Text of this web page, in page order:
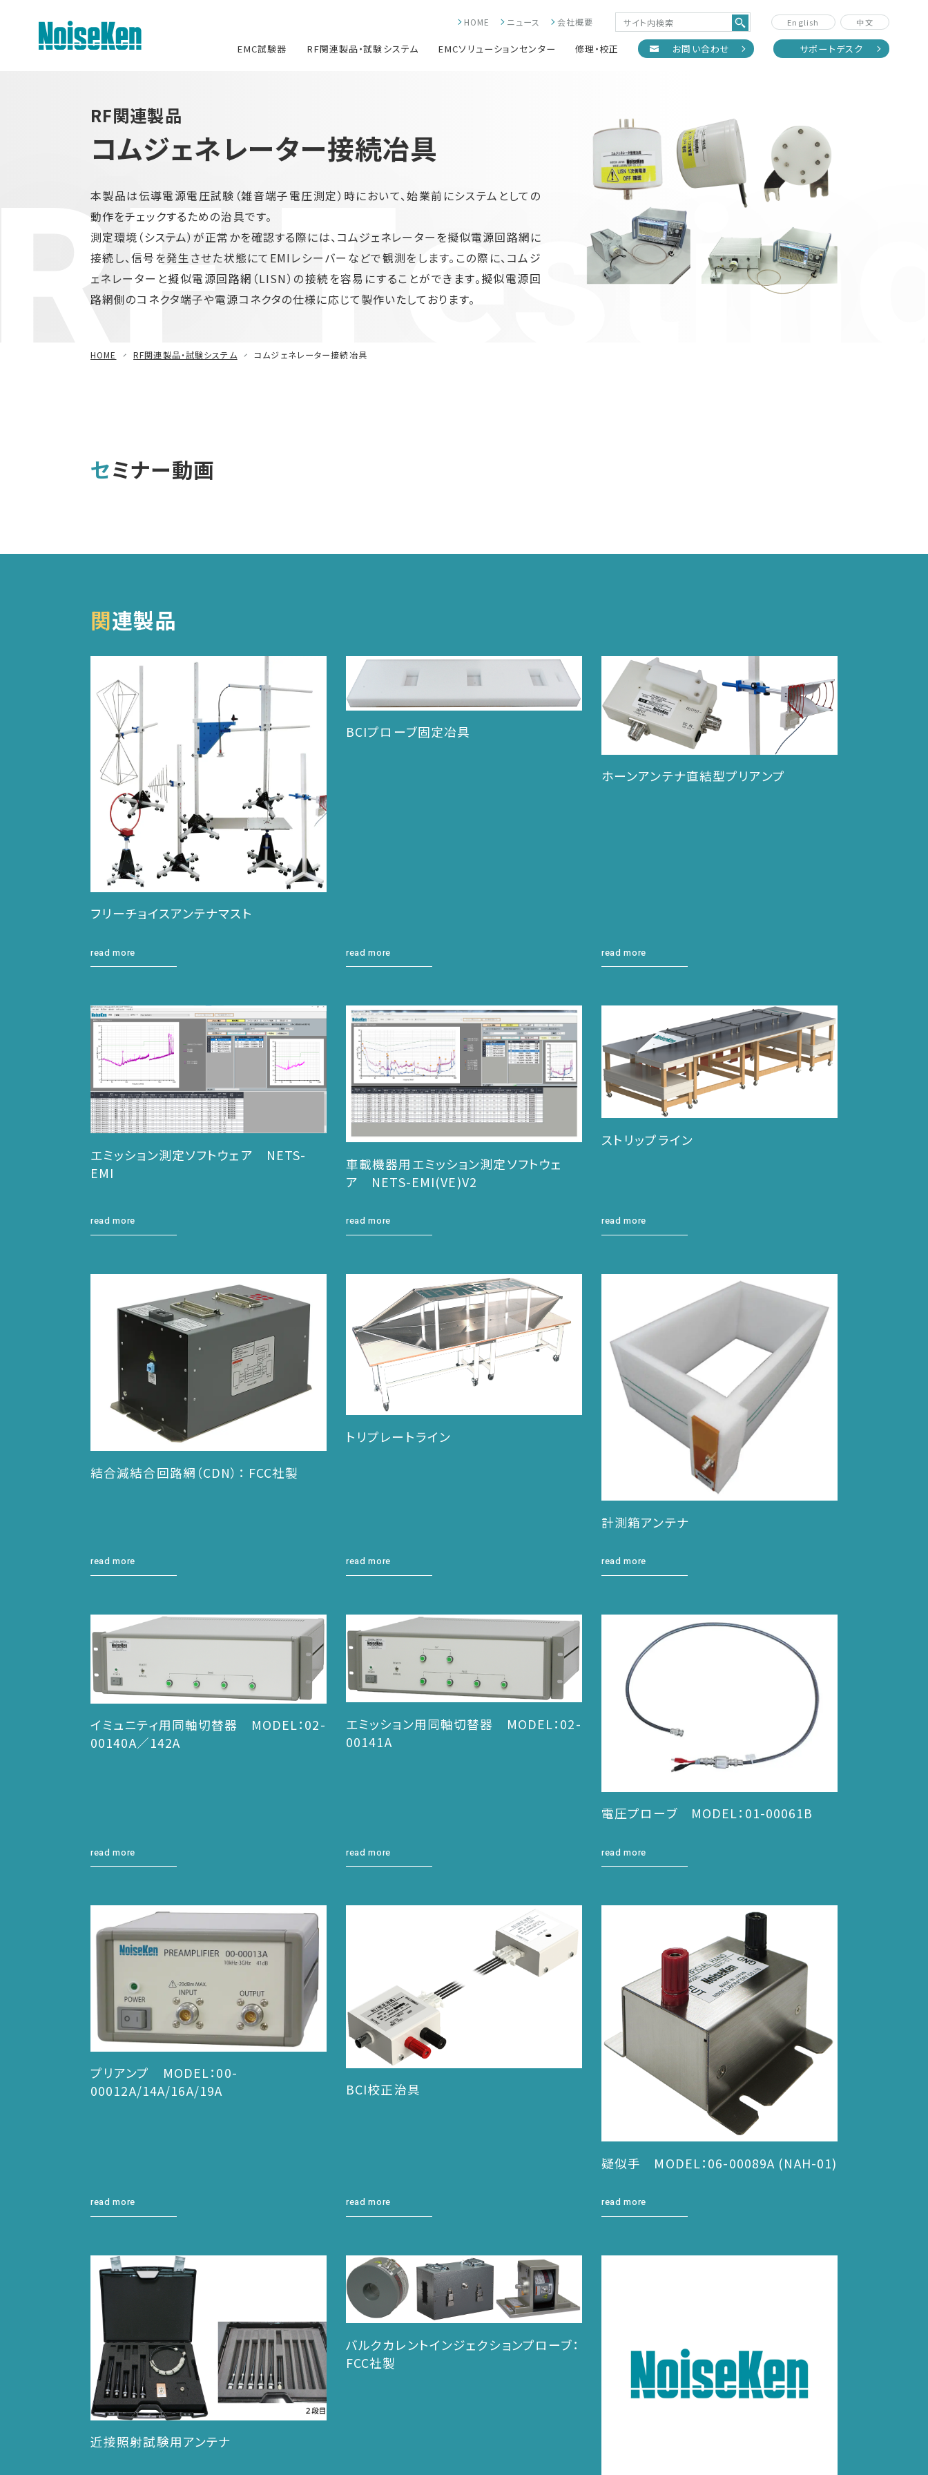
EMC試験器 RF関連製品・試験システム EMCソリューションセンター 修理・校正 お問い合わせ サポートデスク
HOME ニュース 会社概要 English 中文
RF関連製品
コムジェネレーター接続冶具
本製品は伝導電源電圧試験（雑音端子電圧測定）時において、始業前にシステムとしての
動作をチェックするための治具です。
測定環境（システム）が正常かを確認する際には、コムジェネレーターを擬似電源回路網に
接続し、信号を発生させた状態にてEMIレシーバーなどで観測をします。この際に、コムジ
ェネレーターと擬似電源回路網（LISN）の接続を容易にすることができます。擬似電源回
路網側のコネクタ端子や電源コネクタの仕様に応じて製作いたしております。
HOME RF関連製品・試験システム コムジェネレーター接続冶具
セミナー動画
関連製品
フリーチョイスアンテナマスト
read more
BCIプローブ固定冶具
read more
ホーンアンテナ直結型プリアンプ
read more
エミッション測定ソフトウェア NETS-
EMI
read more
車載機器用エミッション測定ソフトウェ
ア NETS-EMI(VE)V2
read more
ストリップライン
read more
結合減結合回路網（CDN）： FCC社製
read more
トリプレートライン
read more
計測箱アンテナ
read more
イミュニティ用同軸切替器 MODEL：02-
00140A／142A
read more
エミッション用同軸切替器 MODEL：02-
00141A
read more
電圧プローブ MODEL：01-00061B
read more
プリアンプ MODEL：00-
00012A/14A/16A/19A
read more
BCI校正治具
read more
疑似手 MODEL：06-00089A (NAH-01)
read more
近接照射試験用アンテナ
バルクカレントインジェクションプローブ：
FCC社製
静電気試験器
ファスト・トランジェント/バースト試
電源電圧変動試験器・その他試験
車載用EMC試験器